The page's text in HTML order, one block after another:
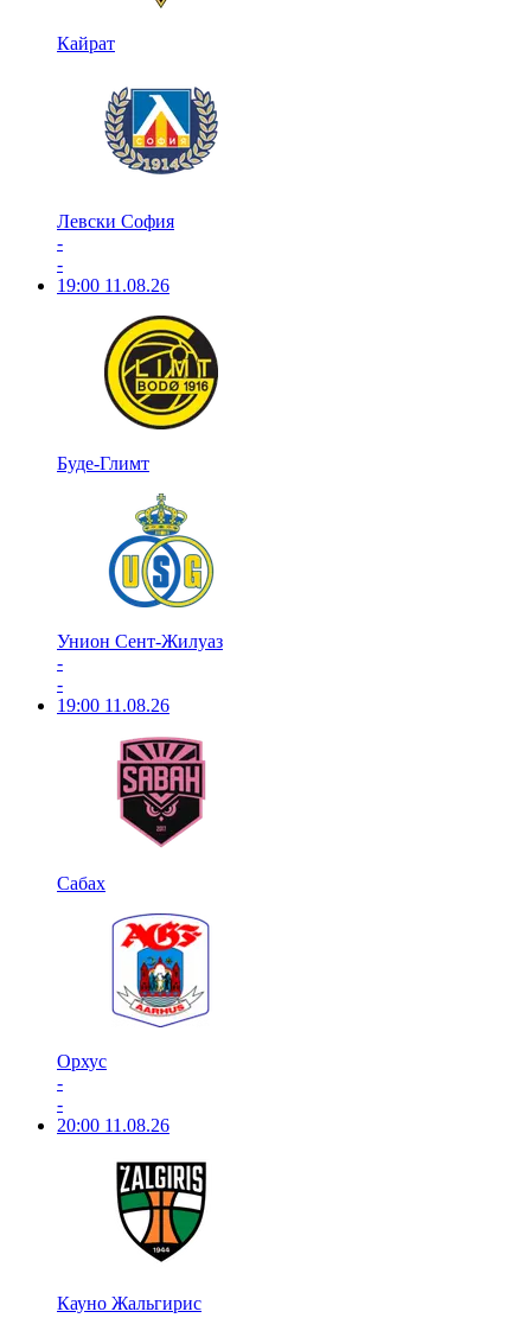
Кайрат
Левски София
-
-
19:00 11.08.26
Буде-Глимт
Унион Сент-Жилуаз
-
-
19:00 11.08.26
Сабах
Орхус
-
-
20:00 11.08.26
Кауно Жальгирис